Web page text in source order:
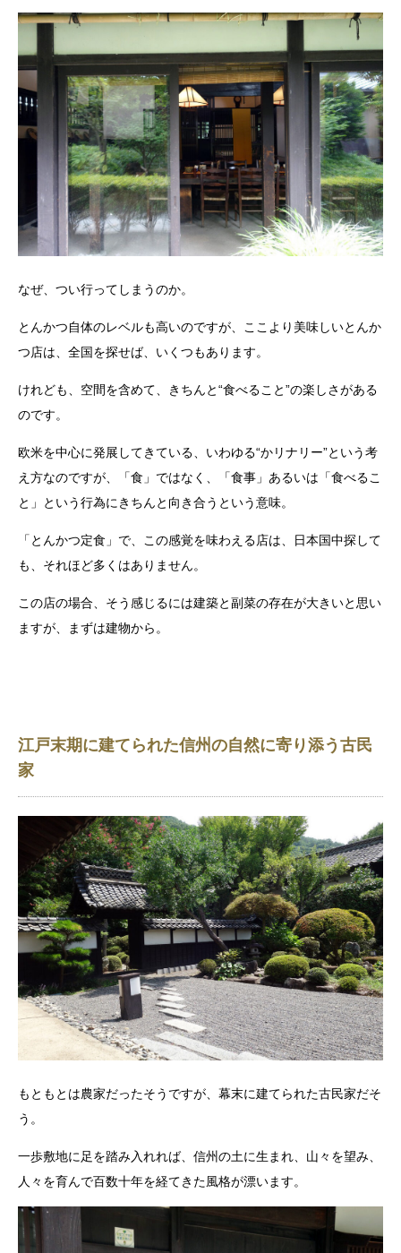
なぜ、つい行ってしまうのか。
とんかつ自体のレベルも高いのですが、ここより美味しいとんか
つ店は、全国を探せば、いくつもあります。
けれども、空間を含めて、きちんと“食べること”の楽しさがある
のです。
欧米を中心に発展してきている、いわゆる“かリナリー”という考
え方なのですが、「食」ではなく、「食事」あるいは「食べるこ
と」という行為にきちんと向き合うという意味。
「とんかつ定食」で、この感覚を味わえる店は、日本国中探して
も、それほど多くはありません。
この店の場合、そう感じるには建築と副菜の存在が大きいと思い
ますが、まずは建物から。
江戸末期に建てられた信州の自然に寄り添う古民
家
もともとは農家だったそうですが、幕末に建てられた古民家だそ
う。
一歩敷地に足を踏み入れれば、信州の土に生まれ、山々を望み、
人々を育んで百数十年を経てきた風格が漂います。